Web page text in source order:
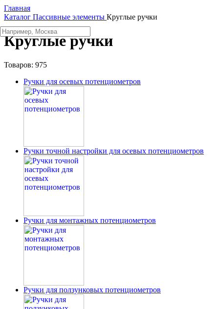
Главная
Каталог Пассивные элементы Круглые ручки
Круглые ручки
Товаров: 975
Ручки для осевых потенциометров
Ручки точной настройки для осевых потенциометров
Ручки для монтажных потенциометров
Ручки для ползунковых потенциометров